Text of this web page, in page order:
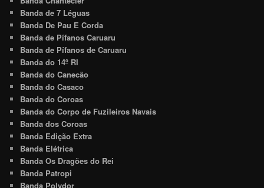
Banda de 7 Léguas
Banda De Pau E Corda
Banda de Pífanos Caruaru
Banda de Pífanos de Caruaru
Banda do 14º RI
Banda do Canecão
Banda do Casaco
Banda do Coroas
Banda do Corpo de Fuzileiros Navais
Banda dos Coroas
Banda Edição Extra
Banda Elétrica
Banda Os Dragões do Rei
Banda Patropi
Banda Polydor